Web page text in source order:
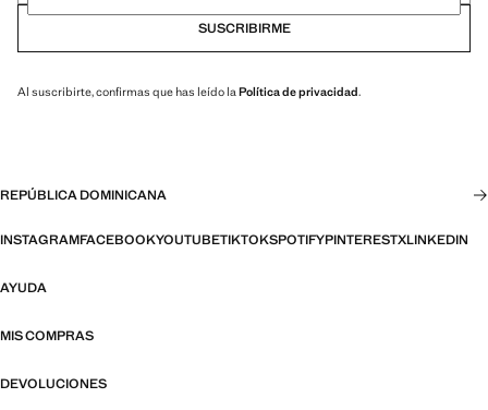
SUSCRIBIRME
Al suscribirte, confirmas que has leído laPolítica de privacidad.
REPÚBLICA DOMINICANA
INSTAGRAMFACEBOOKYOUTUBETIKTOKSPOTIFYPINTERESTXLINKEDIN
AYUDA
MIS COMPRAS
DEVOLUCIONES